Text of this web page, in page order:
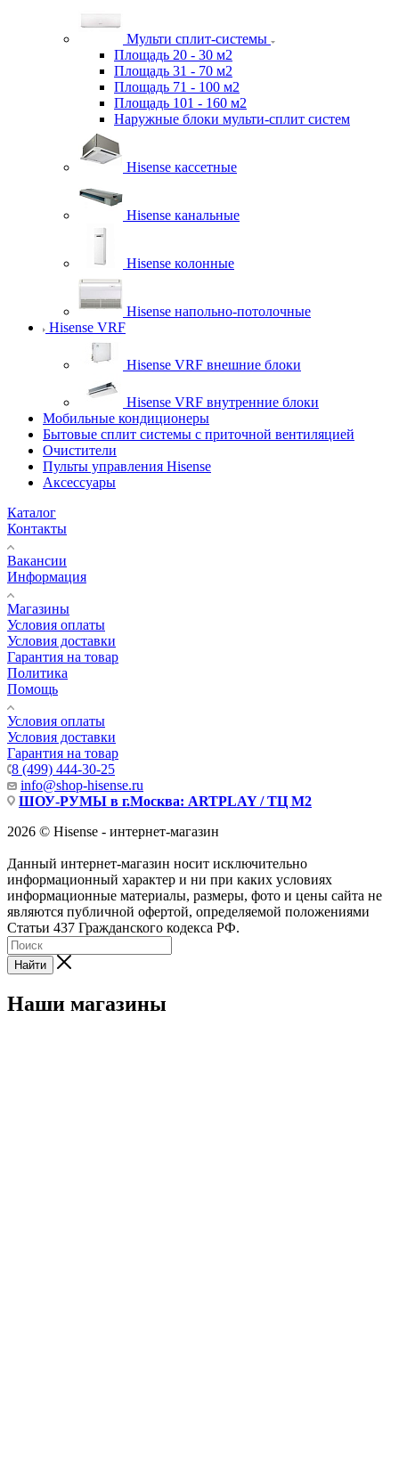
Мульти сплит-системы
Площадь 20 - 30 м2
Площадь 31 - 70 м2
Площадь 71 - 100 м2
Площадь 101 - 160 м2
Наружные блоки мульти-сплит систем
Hisense кассетные
Hisense канальные
Hisense колонные
Hisense напольно-потолочные
Hisense VRF
Hisense VRF внешние блоки
Hisense VRF внутренние блоки
Мобильные кондиционеры
Бытовые сплит системы с приточной вентиляцией
Очистители
Пульты управления Hisense
Аксессуары
Каталог
Контакты
Вакансии
Информация
Магазины
Условия оплаты
Условия доставки
Гарантия на товар
Политика
Помощь
Условия оплаты
Условия доставки
Гарантия на товар
8 (499) 444-30-25
info@shop-hisense.ru
ШОУ-РУМЫ в г.Москва: ARTPLAY / ТЦ М2
2026 © Hisense - интернет-магазин
Данный интернет-магазин носит исключительно
информационный характер и ни при каких условиях
информационные материалы, размеры, фото и цены сайта не
являются публичной офертой, определяемой положениями
Статьи 437 Гражданского кодекса РФ.
Найти
Наши магазины